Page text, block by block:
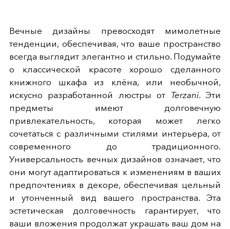
Вечные дизайны превосходят мимолетные
тенденции, обеспечивая, что ваше пространство
всегда выглядит элегантно и стильно. Подумайте
о классической красоте хорошо сделанного
книжного шкафа из клёна, или необычной,
искусно разработанной люстры от Terzani. Эти
предметы имеют долговечную
привлекательность, которая может легко
сочетаться с различными стилями интерьера, от
современного до традиционного.
Универсальность вечных дизайнов означает, что
они могут адаптироваться к изменениям в ваших
предпочтениях в декоре, обеспечивая цельный
и утонченный вид вашего пространства. Эта
эстетическая долговечность гарантирует, что
ваши вложения продолжат украшать ваш дом на